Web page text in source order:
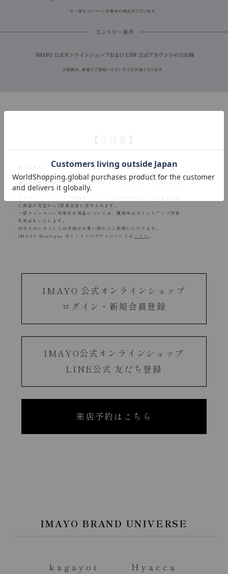
【ご注意】
・既に公式オンラインショップで登録済の会員様も直営店でのポイント付
与・使用に際してはLINE公式アカウントの友だち登録が必要となります。
・国内直営店の場合、キャンペーン分のポイントはご購入から3営業日後に付
与されます。
・公式オンラインショップの場合、キャンペーン分のポイントはご注文され
た商品の発送から3営業日後に付与されます。
・一部キャンペーン対象外の商品については、期間中はポイントアップ対象
外表記をいたします。
・付与されたポイントは次回のお買い物からご利用いただけます。
・IMAYO Boutique ポイントプログラムについては こちら 。
IMAYO 公式オンラインショップ
ログイン・新規会員登録
IMAYO公式オンラインショップ
LINE公式 友だち登録
来店予約はこちら
IMAYO BRAND UNIVERSE
kagayoi Hyacca